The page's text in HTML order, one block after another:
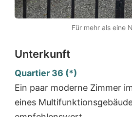
Für mehr als eine
Unterkunft
Quartier 36 (*)
Ein paar moderne Zimmer
eines